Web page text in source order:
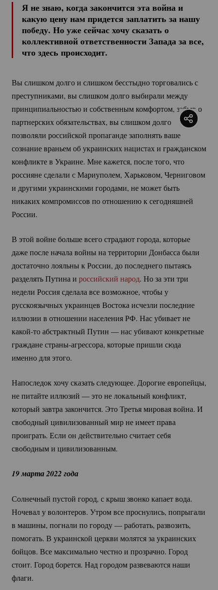
Я не знаю, когда закончится эта война и
какую цену нам придется заплатить за нашу
победу. Но уже сейчас хочу сказать о
коллективной ответственности Запада за все,
что здесь происходит.
Вы слишком долго и слишком бесстыдно торговались с
преступниками, вы слишком долго выбирали между
принципиальностью и собственным комфортом, забыв о
партнерских обязательствах, вы слишком долго
позволяли российской пропаганде заполнять ваше
сознание враньем об украинских нацистах и гражданском
конфликте в Украине. Мне кажется, после того, что
россияне сделали с Мариуполем, Харьковом, Черниговом
и другими украинскими городами, не может быть
никаких компромиссов по отношению к сегодняшней
России.
В этой войне больше всего страдают города, которые
даже после начала войны на территории Донбасса были
достаточно лояльны к России, до последнего пытаясь
разделять Путина и российский народ. Но за эти три
недели Россия сделала все возможное, чтобы у
русскоязычных украинцев Востока исчезли последние
иллюзии в отношении населения РФ. Нас убивает не
какой-тоабстрактный Путин — нас убивают конкретные
гражданестраны-агрессора, которые пришли сюда
именно для этого.
Напоследок хочу сказать следующее. Дорогие европейцы,
не питайте иллюзий — это не локальный конфликт,
который завтра закончится. Это Третья мировая война. И
свободный цивилизованный мир не имеет права
проиграть. Если он действительно считает себя
свободным и цивилизованным.
19 марта 2022 года
Солнечный пустой город, с крыш звонко капает вода.
Ночевал у волонтеров. Утром все проснулись, попрыгали
в машины, погнали по городу — работать, развозить,
помогать. В украинской церкви молятся за украинских
бойцов. Все максимально честно и прозрачно. Город
стоит. Город борется. Над городом развеваются наши
флаги.